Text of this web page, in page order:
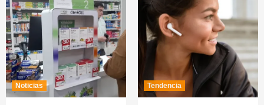
Noticias Tendencia